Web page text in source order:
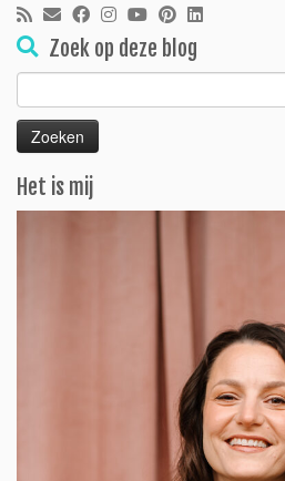
Zoek op deze blog
Zoeken
naar:
Het is mij